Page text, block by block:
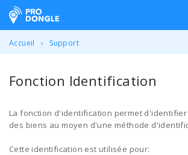
ProDongle Géolocalisation
Accueil Support
Fonction Identification
La fonction d'identification permet
des biens au moyen d'une méthode
Cette identification est utilisée pour: